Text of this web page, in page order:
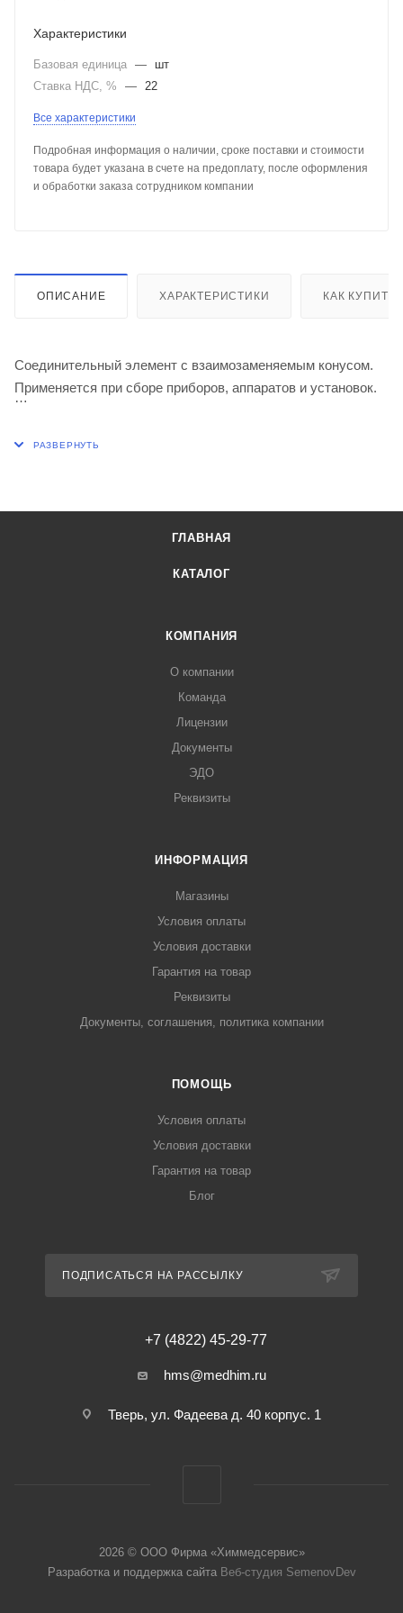
Характеристики
Базовая единица —
шт
Ставка НДС, %
— 22
Все характеристики
Подробная информация о наличии, сроке поставки и стоимости
товара будет указана в счете на предоплату, после оформления
и обработки заказа сотрудником компании
ОПИСАНИЕ ХАРАКТЕРИСТИКИ КАК КУПИТЬ
Соединительный элемент с взаимозаменяемым конусом.
Применяется при сборе приборов, аппаратов и установок.
ГЛАВНАЯ
КАТАЛОГ
КОМПАНИЯ
О компании
Команда
Лицензии
Документы
ЭДО
Реквизиты
ИНФОРМАЦИЯ
Магазины
Условия оплаты
Условия доставки
Гарантия на товар
Реквизиты
Документы, соглашения, политика компании
ПОМОЩЬ
Условия оплаты
Условия доставки
Гарантия на товар
Блог
ПОДПИСАТЬСЯ НА РАССЫЛКУ
+7 (4822) 45-29-77
hms@medhim.ru
Тверь, ул. Фадеева д. 40 корпус. 1
2026 © ООО Фирма «Химмедсервис»
Разработка и поддержка сайта Веб-студия SemenovDev